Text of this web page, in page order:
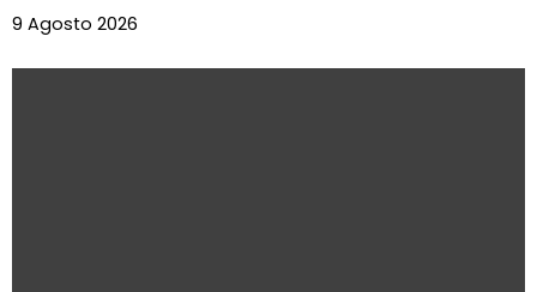
9 Agosto 2026